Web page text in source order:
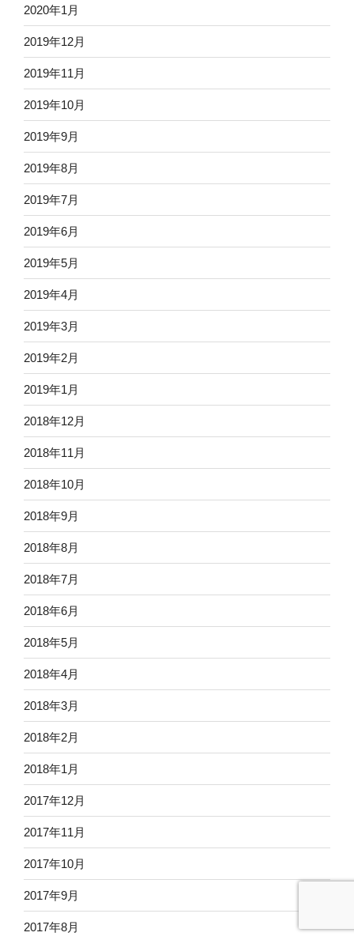
2020年1月
2019年12月
2019年11月
2019年10月
2019年9月
2019年8月
2019年7月
2019年6月
2019年5月
2019年4月
2019年3月
2019年2月
2019年1月
2018年12月
2018年11月
2018年10月
2018年9月
2018年8月
2018年7月
2018年6月
2018年5月
2018年4月
2018年3月
2018年2月
2018年1月
2017年12月
2017年11月
2017年10月
2017年9月
2017年8月